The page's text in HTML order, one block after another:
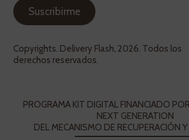
Copyrights. Delivery Flash, 2026. Todos los
derechos reservados.
PROGRAMA KIT DIGITAL FINANCIADO
NEXT GENERATION
DEL MECANISMO DE RECUPERACIÓN Y